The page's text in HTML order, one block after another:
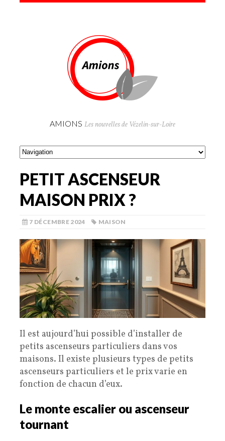
AMIONS Les nouvelles de Vézelin-sur-Loire
PETIT ASCENSEUR
MAISON PRIX ?
7 DÉCEMBRE 2024 MAISON
Il est aujourd’hui possible d’installer de
petits ascenseurs particuliers dans vos
maisons. Il existe plusieurs types de petits
ascenseurs particuliers et le prix varie en
fonction de chacun d’eux.
Le monte escalier ou ascenseur
tournant